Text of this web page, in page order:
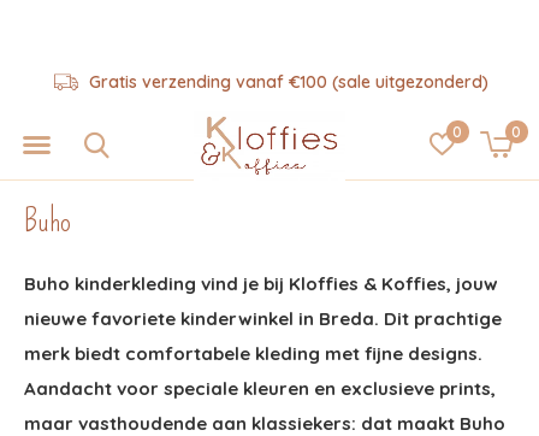
0 0
Hulp nodig? 06-57325343
Buho
Buho kinderkleding vind je bij Kloffies & Koffies, jouw
nieuwe favoriete kinderwinkel in Breda. Dit prachtige
merk biedt comfortabele kleding met fijne designs.
Aandacht voor speciale kleuren en exclusieve prints,
maar vasthoudende aan klassiekers: dat maakt Buho